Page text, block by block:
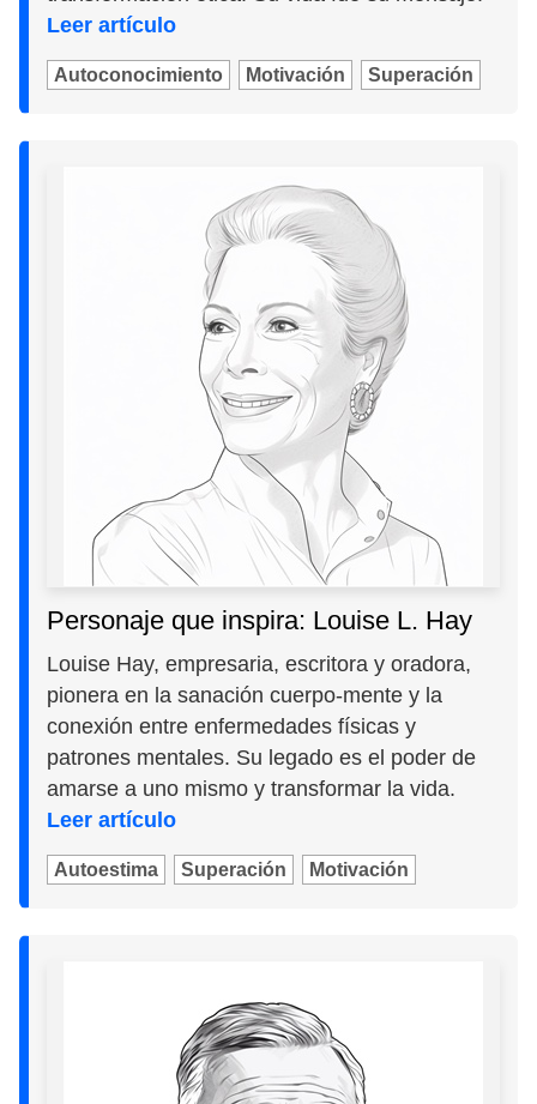
Leer artículo
Autoconocimiento Motivación Superación
Personaje que inspira: Louise L. Hay
Louise Hay, empresaria, escritora y oradora,
pionera en la sanación cuerpo-mente y la
conexión entre enfermedades físicas y
patrones mentales. Su legado es el poder de
amarse a uno mismo y transformar la vida.
Leer artículo
Autoestima Superación Motivación